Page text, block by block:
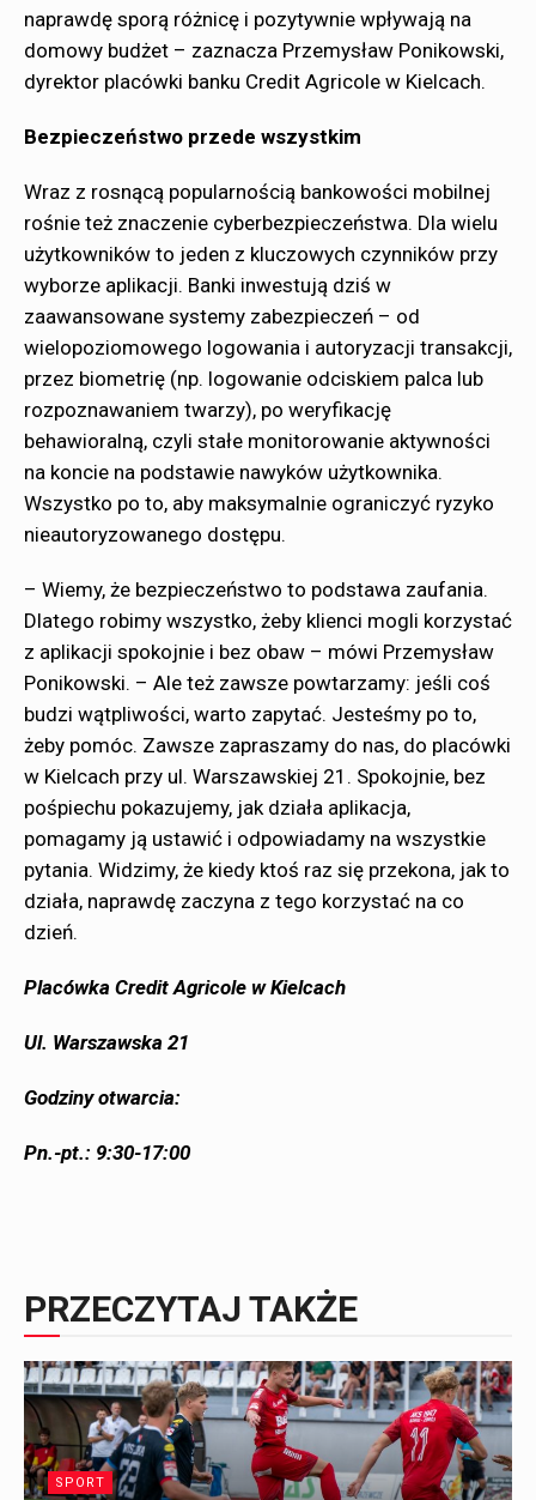
naprawdę sporą różnicę i pozytywnie wpływają na
domowy budżet – zaznacza Przemysław Ponikowski,
dyrektor placówki banku Credit Agricole w Kielcach.
Bezpieczeństwo przede wszystkim
Wraz z rosnącą popularnością bankowości mobilnej
rośnie też znaczenie cyberbezpieczeństwa. Dla wielu
użytkowników to jeden z kluczowych czynników przy
wyborze aplikacji. Banki inwestują dziś w
zaawansowane systemy zabezpieczeń – od
wielopoziomowego logowania i autoryzacji transakcji,
przez biometrię (np. logowanie odciskiem palca lub
rozpoznawaniem twarzy), po weryfikację
behawioralną, czyli stałe monitorowanie aktywności
na koncie na podstawie nawyków użytkownika.
Wszystko po to, aby maksymalnie ograniczyć ryzyko
nieautoryzowanego dostępu.
– Wiemy, że bezpieczeństwo to podstawa zaufania.
Dlatego robimy wszystko, żeby klienci mogli korzystać
z aplikacji spokojnie i bez obaw – mówi Przemysław
Ponikowski. – Ale też zawsze powtarzamy: jeśli coś
budzi wątpliwości, warto zapytać. Jesteśmy po to,
żeby pomóc. Zawsze zapraszamy do nas, do placówki
w Kielcach przy ul. Warszawskiej 21. Spokojnie, bez
pośpiechu pokazujemy, jak działa aplikacja,
pomagamy ją ustawić i odpowiadamy na wszystkie
pytania. Widzimy, że kiedy ktoś raz się przekona, jak to
działa, naprawdę zaczyna z tego korzystać na co
dzień.
Placówka Credit Agricole w Kielcach
Ul. Warszawska 21
Godziny otwarcia:
Pn.-pt.: 9:30-17:00
PRZECZYTAJ TAKŻE
SPORT